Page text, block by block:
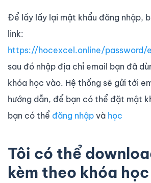
Để lấy lấy lại mật khẩu đăng nhập,
link:
https://hocexcel.online/password/
sau đó nhập địa chỉ email bạn đã
khóa học vào. Hệ thống sẽ gửi tới
hướng dẫn, để bạn có thể đặt mật
bạn có thể đăng nhập và học
Tôi có thể
kèm theo khóa